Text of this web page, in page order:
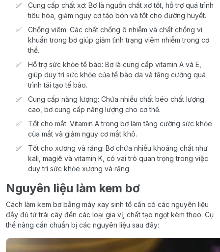
Cung cấp chất xơ: Bơ là nguồn chất xơ tốt, hỗ trợ quá trình
tiêu hóa, giảm nguy cơ táo bón và tốt cho đường huyết.
Chống viêm: Các chất chống ô nhiễm và chất chống vi
khuẩn trong bơ giúp giảm tình trạng viêm nhiễm trong cơ
thể.
Hỗ trợ sức khỏe tế bào: Bơ là cung cấp vitamin A và E,
giúp duy trì sức khỏe của tế bào da và tăng cường quá
trình tái tạo tế bào.
Cung cấp năng lượng: Chứa nhiều chất béo chất lượng
cao, bơ cung cấp năng lượng cho cơ thể.
Tốt cho mắt: Vitamin A trong bơ làm tăng cường sức khỏe
của mắt và giảm nguy cơ mắt khô.
Tốt cho xương và răng: Bơ chứa nhiều khoáng chất như
kali, magiê và vitamin K, có vai trò quan trọng trong việc
duy trì sức khỏe xương và răng.
Nguyên liệu làm kem bơ
Cách làm kem bơ bằng máy xay sinh tố cần có các nguyên liệu
đầy đủ từ trái cây đến các loại gia vị, chất tạo ngọt kèm theo. Cụ
thể nàng cần chuẩn bị các nguyên liệu sau đây: